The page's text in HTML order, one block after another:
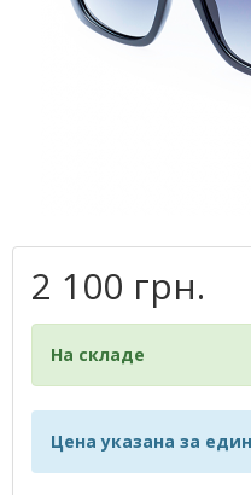
2 100 грн.
На складе
Цена указана за